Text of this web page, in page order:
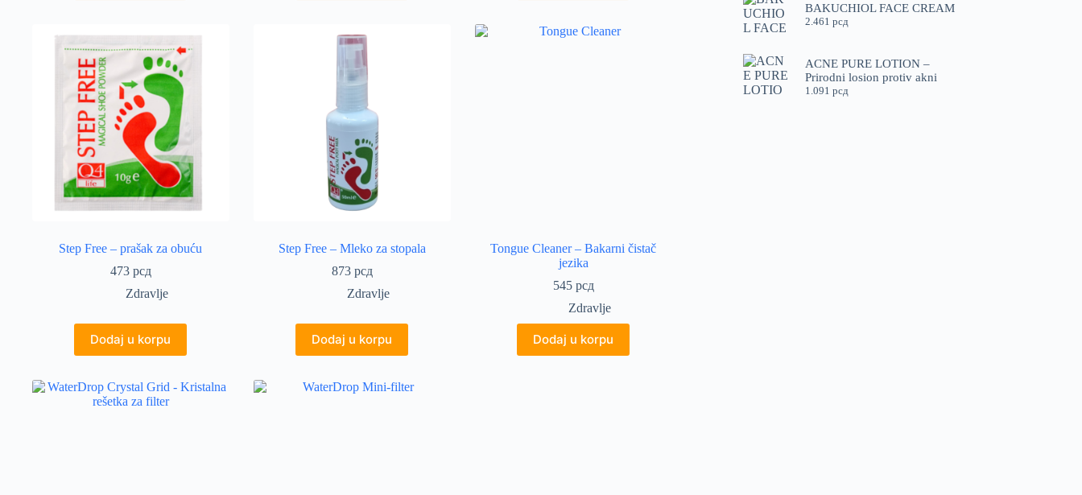
Step Free – prašak za obuću
473 рсд
Zdravlje
Dodaj u korpu
Step Free – Mleko za stopala
873 рсд
Zdravlje
Dodaj u korpu
Tongue Cleaner – Bakarni čistač
jezika
545 рсд
Zdravlje
Dodaj u korpu
BAKUCHIOL FACE CREAM
2.461рсд
ACNE PURE LOTION –
Prirodni losion protiv akni
1.091рсд